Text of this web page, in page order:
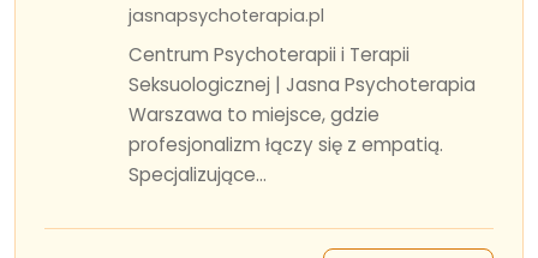
jasnapsychoterapia.pl
Centrum Psychoterapii i Terapii
Seksuologicznej | Jasna Psychoterapia
Warszawa to miejsce, gdzie
profesjonalizm łączy się z empatią.
Specjalizujące...